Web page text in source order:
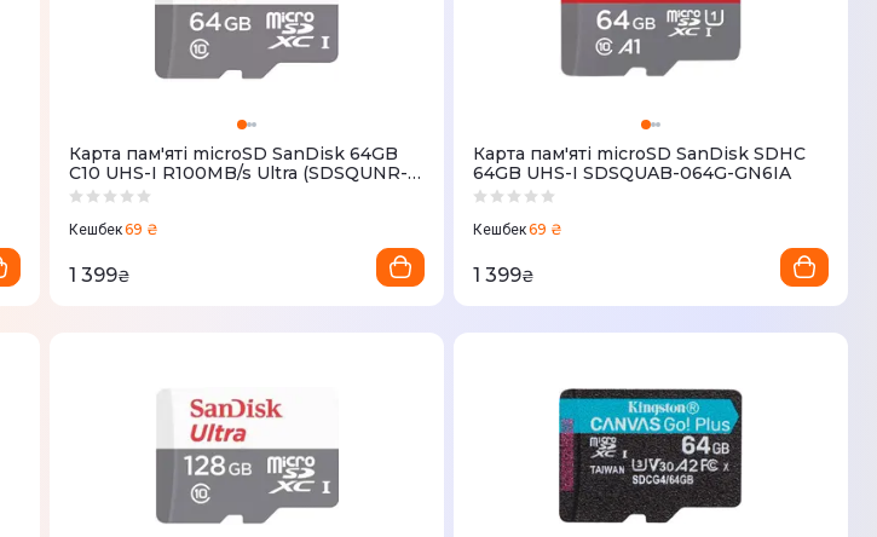
Карта пам'яті microSD SanDisk 64GB
C10 UHS-I R100MB/s Ultra (SDSQUNR-
064G-GN3MN)
Кешбек69 ₴
1 399₴
Карта пам'яті microSD SanDisk SDHC
64GB UHS-I SDSQUAB-064G-GN6IA
Кешбек69 ₴
1 399₴